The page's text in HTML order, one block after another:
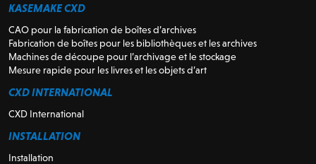
KASEMAKE CXD
CAO pour la fabrication de boîtes d’archives
Fabrication de boîtes pour les bibliothèques et les archives
Machines de découpe pour l’archivage et le stockage
Mesure rapide pour les livres et les objets d’art
CXD INTERNATIONAL
CXD International
INSTALLATION
Installation